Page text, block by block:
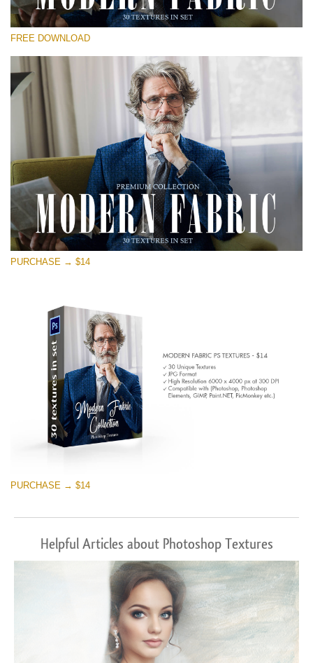
Por favor selecione
Small 800*533px
Modern Fabric
(30 Textures)
Large 6000*4000px
Entire Collection
(1783 Overlays)
Large 6000*4000px
Download Grátis
FREE DOWNLOAD
PURCHASE → $14
PURCHASE → $14
Helpful Articles about Photoshop Textures